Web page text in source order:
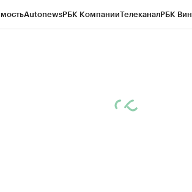
AutonewsРБК КомпанииТелеканалРБК